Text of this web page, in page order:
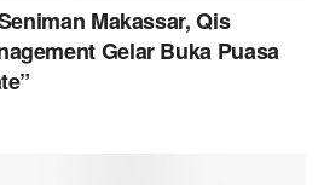
Makassar, Qis
Gelar Buka Puasa